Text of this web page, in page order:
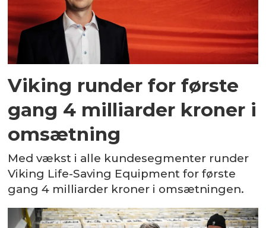
Viking runder for første
gang 4 milliarder kroner i
omsætning
Med vækst i alle kundesegmenter runder
Viking Life-Saving Equipment for første
gang 4 milliarder kroner i omsætningen.